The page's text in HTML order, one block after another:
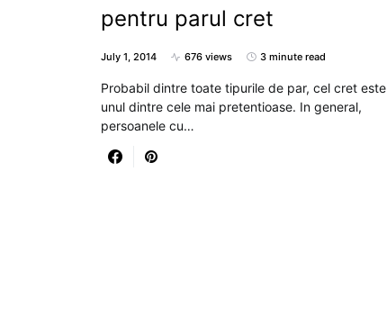
pentru parul cret
July 1, 2014 676 views 3 minute read
Probabil dintre toate tipurile de par, cel cret este
unul dintre cele mai pretentioase. In general,
persoanele cu…